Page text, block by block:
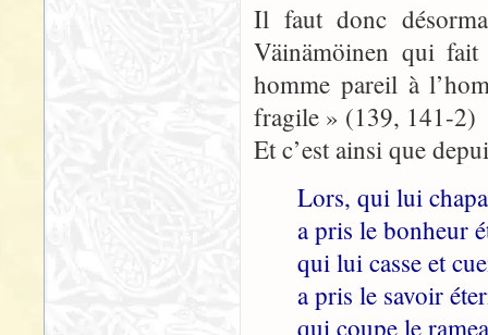
Il faut donc
Väinämöinen qui
homme pareil à
fragile » (139, 141-2)
Et c’est ainsi que
Lors, qui lui
a pris le bonheur
qui lui casse et
a pris le savoir
qui coupe le